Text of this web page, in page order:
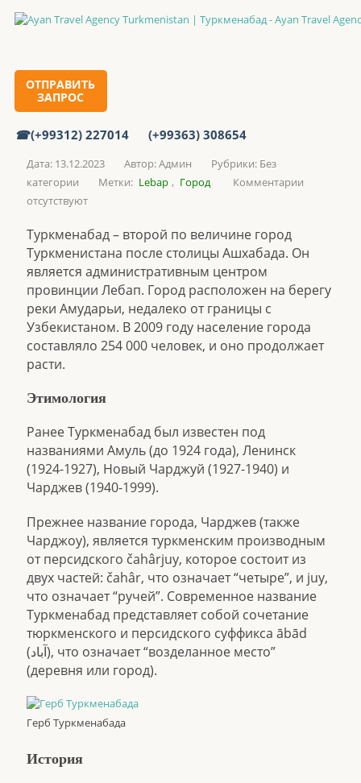
(+99312) 227014 (+99363) 308654
ОТПРАВИТЬ
ЗАПРОС
Главная Туркменабад
Туркменабад
Дата: 13.12.2023 Автор:Админ Рубрики: Без
категории
Метки: Lebap , Город
Комментарии
отсутствуют
Туркменабад – второй по величине город
Туркменистана после столицы Ашхабада. Он
является административным центром
провинции Лебап. Город расположен на берегу
реки Амударьи, недалеко от границы с
Узбекистаном. В 2009 году население города
составляло 254 000 человек, и оно продолжает
расти.
Этимология
Ранее Туркменабад был известен под
названиями Амуль (до 1924 года), Ленинск
(1924-1927), Новый Чарджуй (1927-1940) и
Чарджев (1940-1999).
Прежнее название города, Чарджев (также
Чарджоу), является туркменским производным
от персидского čahârjuy, которое состоит из
двух частей: čahâr, что означает “четыре”, и juy,
что означает “ручей”. Современное название
Туркменабад представляет собой сочетание
тюркменского и персидского суффикса ābād
(آباد), что означает “возделанное место”
(деревня или город).
Герб Туркменабада
История